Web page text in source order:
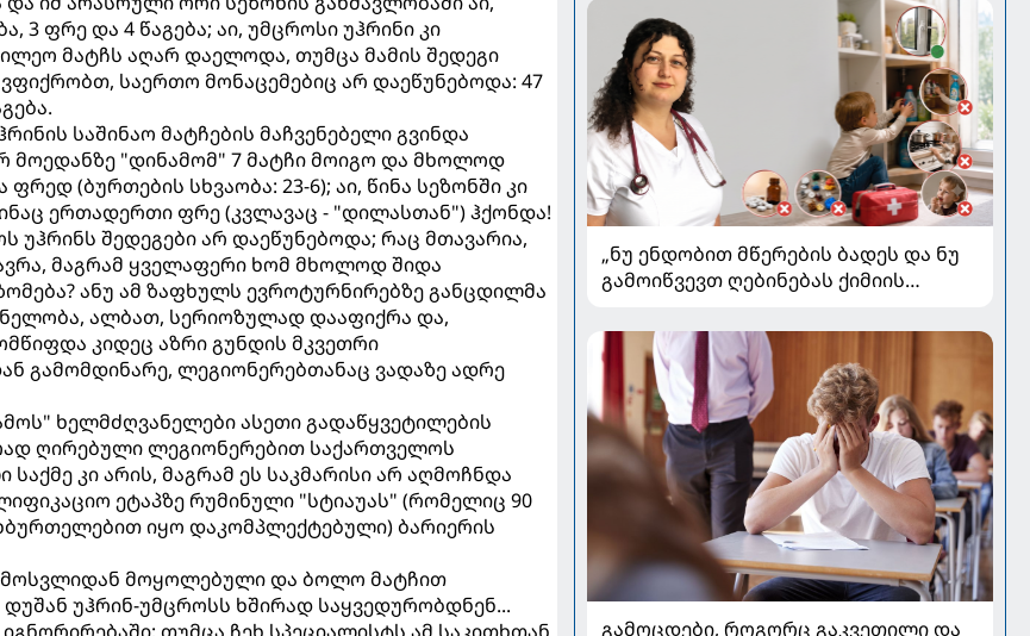
3 ფრე და 4 წაგება; აი, უმცროსი უჰრინი კი
მატჩს აღარ დაელოდა, თუმცა მამის შედეგი
საერთო მონაცემებიც არ დაეწუნებოდა: 47
საშინაო მატჩების მაჩვენებელი გვინდა
მოედანზე "დინამომ" 7 მატჩი მოიგო და მხოლოდ
(ბურთების სხვაობა: 23-6); აი, წინა სეზონში კი
ერთადერთი ფრე (კვლავაც - "დილასთან") ჰქონდა!
შედეგები არ დაეწუნებოდა; რაც მთავარია,
მაგრამ ყველაფერი ხომ მხოლოდ შიდა
ანუ ამ ზაფხულს ევროტურნირებზე განცდილმა
ალბათ, სერიოზულად დააფიქრა და,
კიდეც აზრი გუნდის მკვეთრი
გამომდინარე, ლეგიონერებთანაც ვადაზე ადრე
ხელმძღვანელები ასეთი გადაწყვეტილების
ღირებული ლეგიონერებით საქართველოს
კი არის, მაგრამ ეს საკმარისი არ აღმოჩნდა
ეტაპზე რუმინული "სტიაუას" (რომელიც 90
იყო დაკომპლექტებული) ბარიერის
მოყოლებული და ბოლო მატჩით
უჰრინ-უმცროსს ხშირად საყვედურობდნენ...
„ნუ ენდობით მწერების ბადეს და ნუ
გამოიწვევთ ღებინებას ქიმიის
ბავშვი კრიტიკულ სიტუაციაში,
პედიატრ სალომე ახვლედიანის
რჩევები
გამოცდები, როგორც გაკვეთილი და